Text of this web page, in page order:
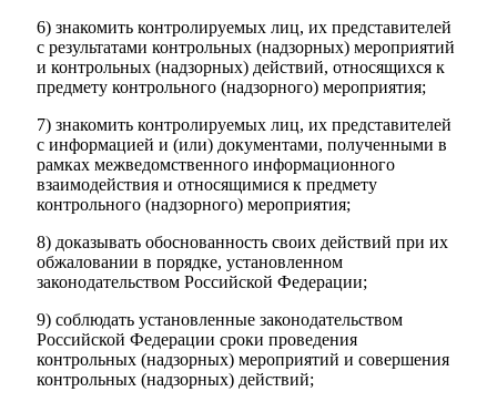
6) знакомить контролируемых лиц, их представителей
с результатами контрольных (надзорных) мероприятий
и контрольных (надзорных) действий, относящихся к
предмету контрольного (надзорного) мероприятия;
7) знакомить контролируемых лиц, их представителей
с информацией и (или) документами, полученными в
рамках межведомственного информационного
взаимодействия и относящимися к предмету
контрольного (надзорного) мероприятия;
8) доказывать обоснованность своих действий при их
обжаловании в порядке, установленном
законодательством Российской Федерации;
9) соблюдать установленные законодательством
Российской Федерации сроки проведения
контрольных (надзорных) мероприятий и совершения
контрольных (надзорных) действий;